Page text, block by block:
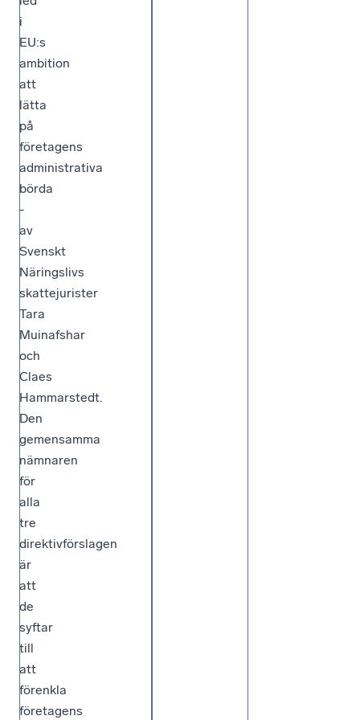
i
EU:s
ambition
att
lätta
på
företagens
administrativa
börda
-
av
Svenskt
Näringslivs
skattejurister
Tara
Muinafshar
och
Claes
Hammarstedt.
Den
gemensamma
nämnaren
för
alla
tre
direktivförslagen
är
att
de
syftar
till
att
förenkla
företagens